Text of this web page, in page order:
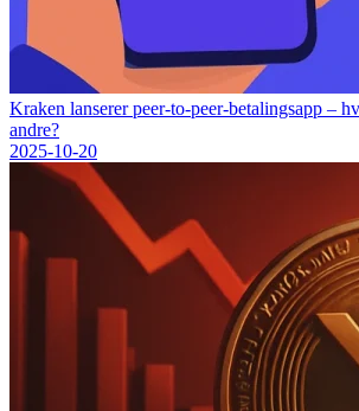
Kraken lanserer peer-to-peer-betalingsapp –
andre?
2025-10-20